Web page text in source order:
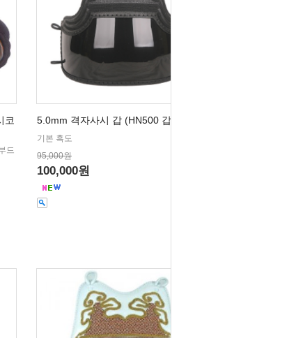
코
드
5.0mm 격자사시 갑 (HN500 갑)
기본 흑도
95,000원
100,000원